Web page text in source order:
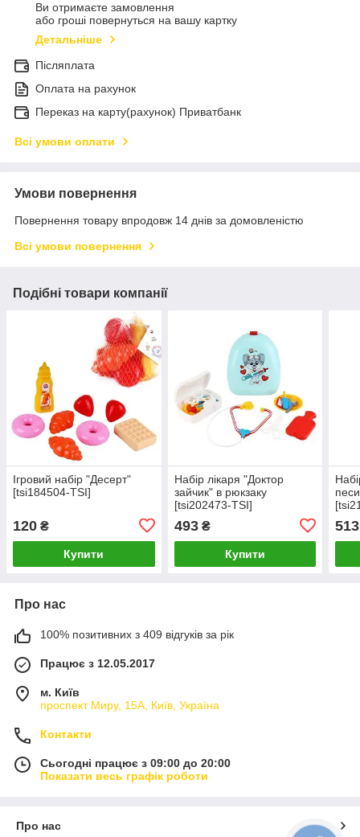
Ви отримаєте замовлення
або гроші повернуться на вашу картку
Детальніше
Післяплата
Оплата на рахунок
Переказ на карту(рахунок) Приватбанк
Всі умови оплати
Умови повернення
Повернення товару впродовж 14 днів за домовленістю
Всі умови повернення
Подібні товари компанії
Ігровий набір "Десерт"
[tsi184504-TSI]
120 ₴
Купити
Набір лікаря "Доктор
зайчик" в рюкзаку
[tsi202473-TSI]
493₴
Купити
513
Про нас
100% позитивних з 409 відгуків за рік
Працює з 12.05.2017
м. Київ
проспект Миру, 15А, Київ, Україна
Контакти
Сьогодні працює з 09:00 до 20:00
Показати весь графік роботи
Про нас